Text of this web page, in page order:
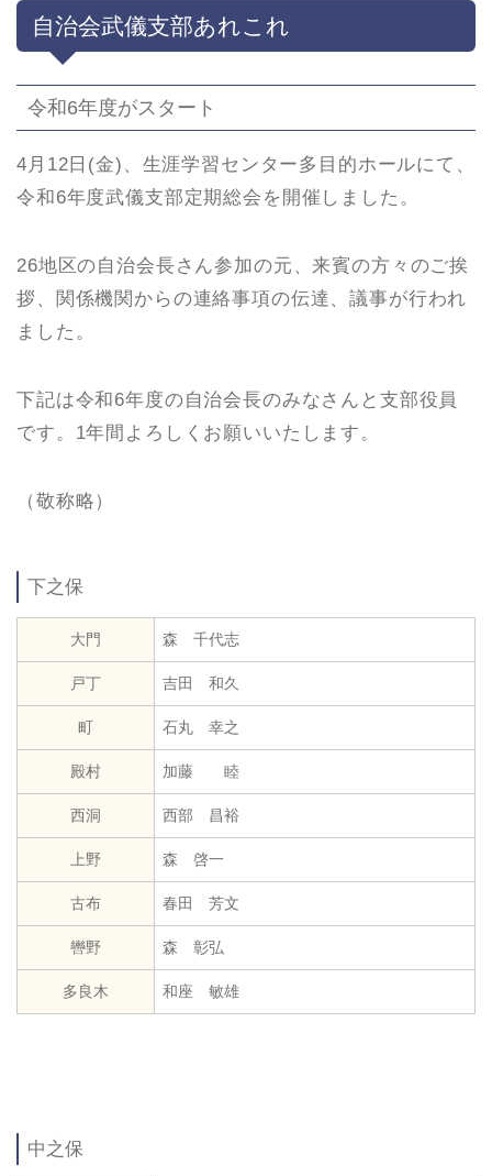
自治会武儀支部あれこれ
令和6年度がスタート
4月12日(金)、生涯学習センター多目的ホールにて、
令和6年度武儀支部定期総会を開催しました。
26地区の自治会長さん参加の元、来賓の方々のご挨
拶、関係機関からの連絡事項の伝達、議事が行われ
ました。
下記は令和6年度の自治会長のみなさんと支部役員
です。1年間よろしくお願いいたします。
（敬称略）
下之保
大門 森 千代志
戸丁 吉田 和久
町 石丸 幸之
殿村 加藤 睦
西洞 西部 昌裕
上野 森 啓一
古布 春田 芳文
轡野 森 彰弘
多良木 和座 敏雄
中之保